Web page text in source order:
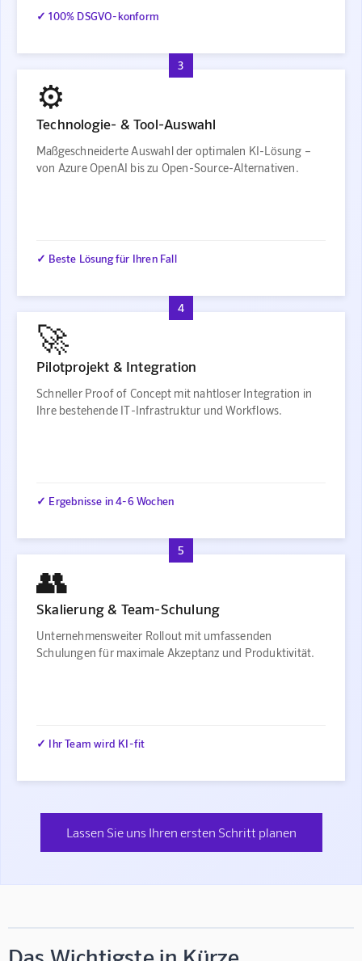
✓ 100% DSGVO-konform
3
⚙️
Technologie- & Tool-Auswahl
Maßgeschneiderte Auswahl der optimalen KI-Lösung –
von Azure OpenAI bis zu Open-Source-Alternativen.
✓ Beste Lösung für Ihren Fall
4
🚀
Pilotprojekt & Integration
Schneller Proof of Concept mit nahtloser Integration in
Ihre bestehende IT-Infrastruktur und Workflows.
✓ Ergebnisse in 4-6 Wochen
5
👥
Skalierung & Team-Schulung
Unternehmensweiter Rollout mit umfassenden
Schulungen für maximale Akzeptanz und Produktivität.
✓ Ihr Team wird KI-fit
Lassen Sie uns Ihren ersten Schritt planen